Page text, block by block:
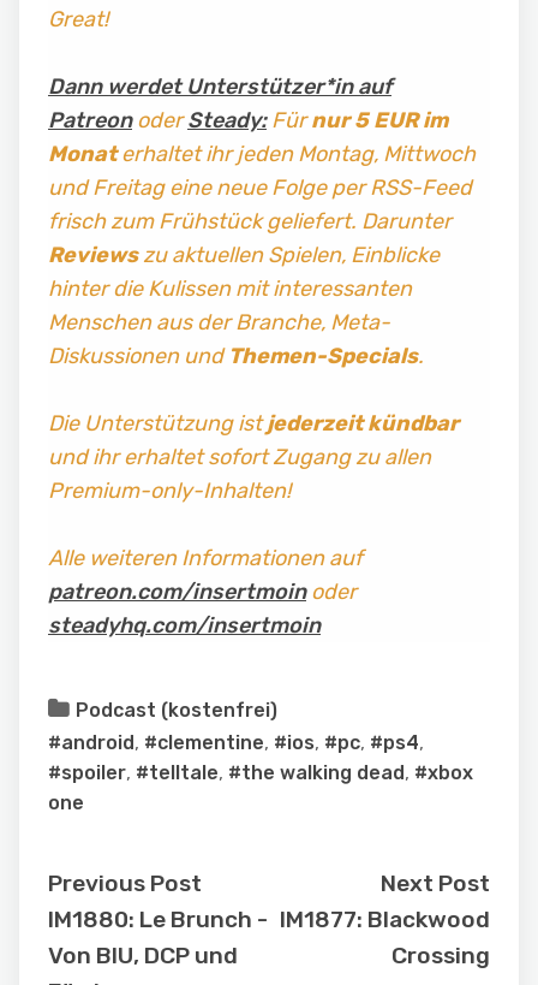
Great!
Dann werdet Unterstützer*in auf
PatreonoderSteady:Fürnur 5 EUR im
Monaterhaltet ihr jeden Montag, Mittwoch
und Freitag eine neue Folge per RSS-Feed
frisch zum Frühstück geliefert. Darunter
Reviewszu aktuellen Spielen, Einblicke
hinter die Kulissen mit interessanten
Menschen aus der Branche, Meta-
Diskussionen und Themen-Specials.
Die Unterstützung istjederzeit kündbar
und ihr erhaltet sofort Zugang zu allen
Premium-only-Inhalten!
Alle weiteren Informationen auf
patreon.com/insertmoinoder
steadyhq.com/insertmoin
Podcast (kostenfrei)
#android, #clementine, #ios, #pc, #ps4,
#spoiler, #telltale, #the walking dead, #xbox
one
Previous Post
IM1880: Le Brunch -
Von BIU, DCP und
Next Post
IM1877: Blackwood
Crossing